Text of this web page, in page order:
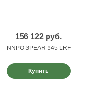
156 122 руб.
NNPO SPEAR-645 LRF
Купить